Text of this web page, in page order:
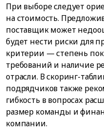
При выборе следует
на стоимость.
поставщик может
будет нести риски для
критерии — степень
требований и наличие
отрасли. В скоринг-
подрядчиков также
гибкость в вопросах
размер команды и
компании.